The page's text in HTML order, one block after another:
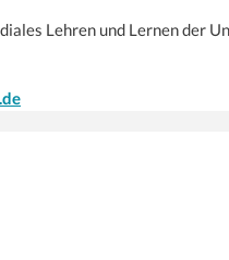
Lehren und Lernen der